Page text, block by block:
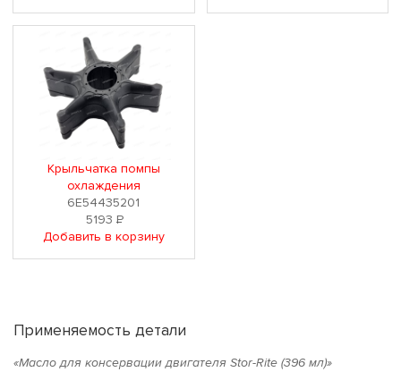
Крыльчатка помпы
охлаждения
6E54435201
5193 Р
Добавить в корзину
Применяемость детали
«Масло для консервации двигателя Stor-Rite (396 мл)»